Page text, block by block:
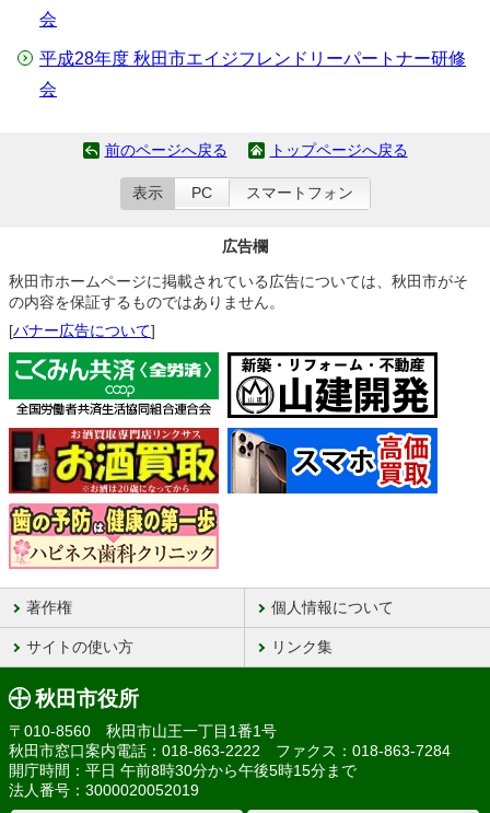
会
平成28年度 秋田市エイジフレンドリーパートナー研修
会
前のページへ戻る トップページへ戻る
表示 PC スマートフォン
広告欄
秋田市ホームページに掲載されている広告については、秋田市がそ
の内容を保証するものではありません。
[バナー広告について]
著作権 個人情報について
サイトの使い方 リンク集
秋田市役所
〒010-8560 秋田市山王一丁目1番1号
秋田市窓口案内電話：018-863-2222 ファクス：018-863-7284
開庁時間：平日 午前8時30分から午後5時15分まで
法人番号：3000020052019